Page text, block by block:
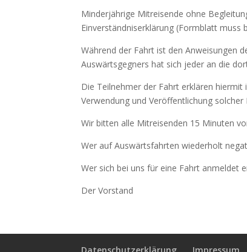
Minderjährige Mitreisende ohne
Einverständniserklärung (Formblatt muss
Während der Fahrt ist den Anweisungen
Auswärtsgegners hat sich jeder an die
Die Teilnehmer der Fahrt erklären
Verwendung und Veröffentlichung
Wir bitten alle Mitreisenden 15 Minuten
Wer auf Auswärtsfahrten wiederholt
Wer sich bei uns für eine Fahrt anmeldet
Der Vorstand